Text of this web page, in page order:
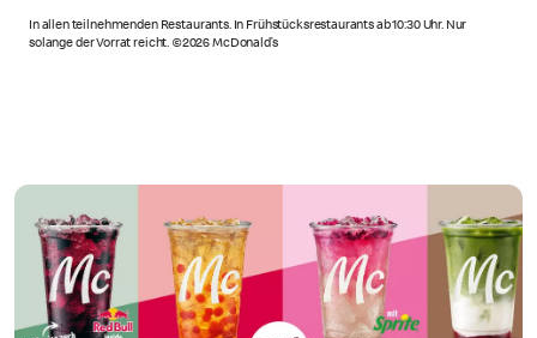
In allen teilnehmenden Restaurants. In Frühstücksrestaurants ab 10:30 Uhr. Nur
solange der Vorrat reicht. ©2026 McDonald’s